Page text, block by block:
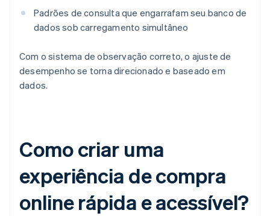
Padrões de consulta que engarrafam seu banco de
dados sob carregamento simultâneo
Com o sistema de observação correto, o ajuste de
desempenho se torna direcionado e baseado em
dados.
Como criar uma
experiência de compra
online rápida e acessível?